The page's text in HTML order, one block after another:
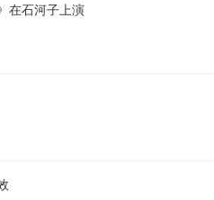
在石河子上演